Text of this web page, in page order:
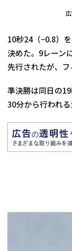
10秒24（−0.8）
決めた。9レーン
先行されたが、フ
準決勝は同日の
30分から行われる